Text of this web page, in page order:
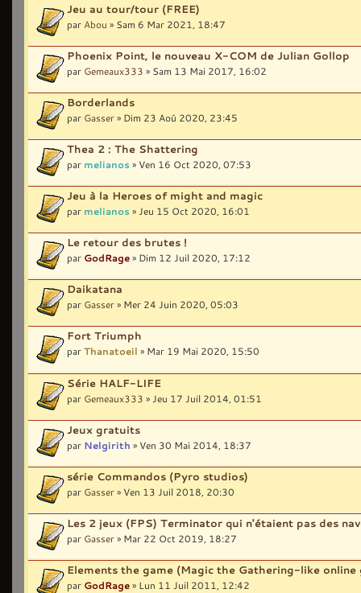
Jeu au tour/tour (FREE)
par Abou » Sam 6 Mar 2021, 18:47
Phoenix Point, le nouveau X-COM de Julian Gollop
par Gemeaux333 » Sam 13 Mai 2017, 16:02
Borderlands
par Gasser» Dim 23 Aoû 2020, 23:45
Thea 2 : The Shattering
par melianos» Ven 16 Oct 2020, 07:53
Jeu à la Heroes of might and magic
par melianos» Jeu 15 Oct 2020, 16:01
Le retour des brutes !
par GodRage» Dim 12 Juil 2020, 17:12
Daikatana
par Gasser» Mer 24 Juin 2020, 05:03
Fort Triumph
parThanatoeil » Mar 19 Mai 2020, 15:50
Série HALF-LIFE
par Gemeaux333 » Jeu 17 Juil 2014, 01:51
Jeux gratuits
par Nelgirith » Ven 30 Mai 2014, 18:37
série Commandos (Pyro studios)
par Gasser» Ven 13 Juil 2018, 20:30
Les 2 jeux (FPS) Terminator qui n'étaient pas des
par Gasser» Mar 22 Oct 2019, 18:27
Elements the game (Magic the Gathering-like
par GodRage» Lun 11 Juil 2011, 12:42